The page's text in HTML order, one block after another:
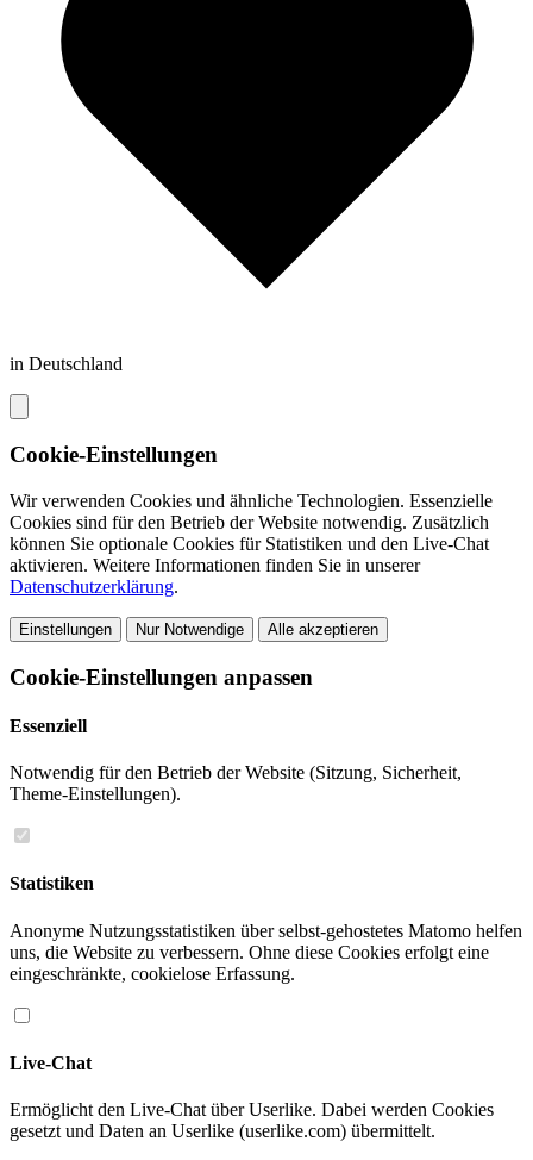
in Deutschland
Cookie-Einstellungen
Wir verwenden Cookies und ähnliche Technologien. Essenzielle
Cookies sind für den Betrieb der Website notwendig. Zusätzlich
können Sie optionale Cookies für Statistiken und den Live-Chat
aktivieren. Weitere Informationen finden Sie in unserer
Datenschutzerklärung.
Einstellungen Nur Notwendige Alle akzeptieren
Cookie-Einstellungen anpassen
Essenziell
Notwendig für den Betrieb der Website (Sitzung, Sicherheit,
Theme-Einstellungen).
Statistiken
Anonyme Nutzungsstatistiken über selbst-gehostetes Matomo helfen
uns, die Website zu verbessern. Ohne diese Cookies erfolgt eine
eingeschränkte, cookielose Erfassung.
Live-Chat
Ermöglicht den Live-Chat über Userlike. Dabei werden Cookies
gesetzt und Daten an Userlike (userlike.com) übermittelt.